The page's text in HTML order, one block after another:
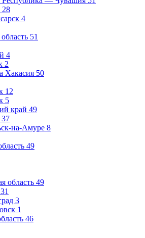
28
4
51
4
2
Хакасия 50
12
5
край 49
37
на-Амуре 8
49
область 49
31
3
1
46